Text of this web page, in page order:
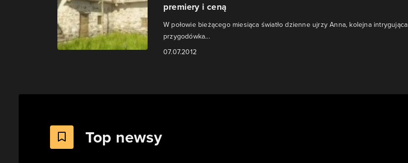
premiery i ceną
W połowie bieżącego miesiąca światło dzienne ujrzy Anna, kolejna intrygująca
przygodówka...
07.07.2012
Top newsy